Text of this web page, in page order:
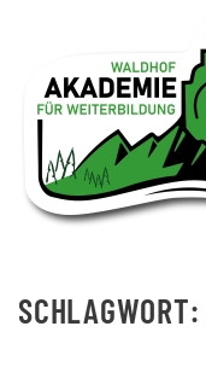
SCHLAGWORT: